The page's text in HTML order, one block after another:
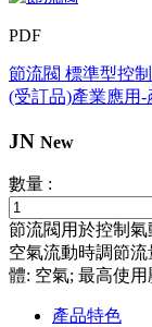
PDF
節流閥 標準型控
(受訂品)產業應用-
JN New
數量 :
節流閥用於控制
空氣流動時調節
體: 空氣; 最高使用
產品特色